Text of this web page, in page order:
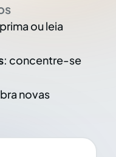
ou leia
: concentre-se
novas